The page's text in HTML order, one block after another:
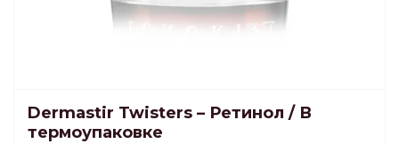
Dermastir Twisters – Ретинол / В
термоупаковке